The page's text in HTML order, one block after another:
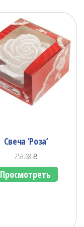
Свеча ‘Роза’
253.68₴
Просмотреть